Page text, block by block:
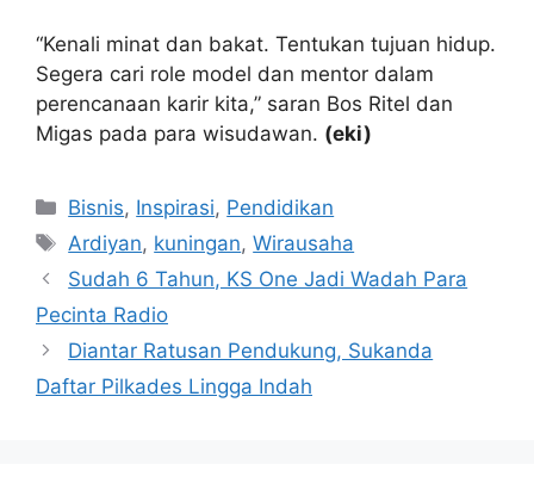
“Kenali minat dan bakat. Tentukan tujuan hidup.
Segera cari role model dan mentor dalam
perencanaan karir kita,” saran Bos Ritel dan
Migas pada para wisudawan. (eki)
Kategori
Bisnis, Inspirasi, Pendidikan
Tag
Ardiyan, kuningan,Wirausaha
Sudah 6 Tahun, KS One Jadi Wadah Para
Pecinta Radio
Diantar Ratusan Pendukung, Sukanda
Daftar Pilkades Lingga Indah